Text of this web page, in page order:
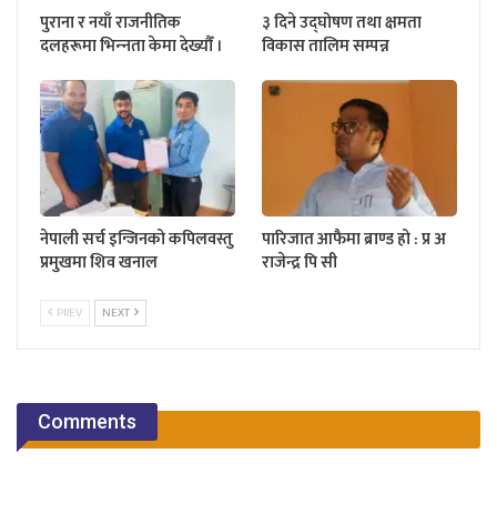
पुराना र नयाँ राजनीतिक
दलहरूमा भिन्‍नता केमा देख्यौँ ।
३ दिने उद्घोषण तथा क्षमता
विकास तालिम सम्पन्न
नेपाली सर्च इन्जिनको कपिलवस्तु
प्रमुखमा शिव खनाल
पारिजात आफैमा ब्राण्ड हो : प्र अ
राजेन्द्र पि सी
PREV NEXT
Comments